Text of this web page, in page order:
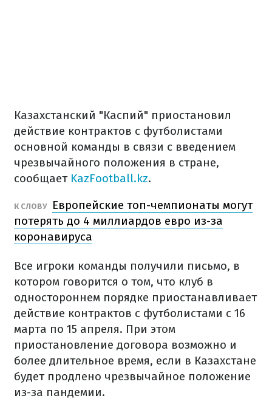
Казахстанский "Каспий" приостановил
действие контрактов с футболистами
основной команды в связи с введением
чрезвычайного положения в стране,
сообщает KazFootball.kz.
К СЛОВУ
Европейские топ-чемпионаты могут
потерять до 4 миллиардов евро из-за
коронавируса
Все игроки команды получили письмо, в
котором говорится о том, что клуб в
одностороннем порядке приостанавливает
действие контрактов с футболистами с 16
марта по 15 апреля. При этом
приостановление договора возможно и
более длительное время, если в Казахстане
будет продлено чрезвычайное положение
из-за пандемии.